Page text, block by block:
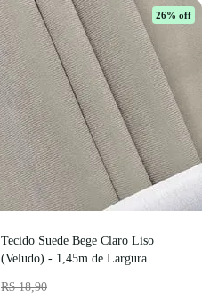
26% off
Tecido Suede Bege Claro Liso
(Veludo) - 1,45m de Largura
R$ 18,90